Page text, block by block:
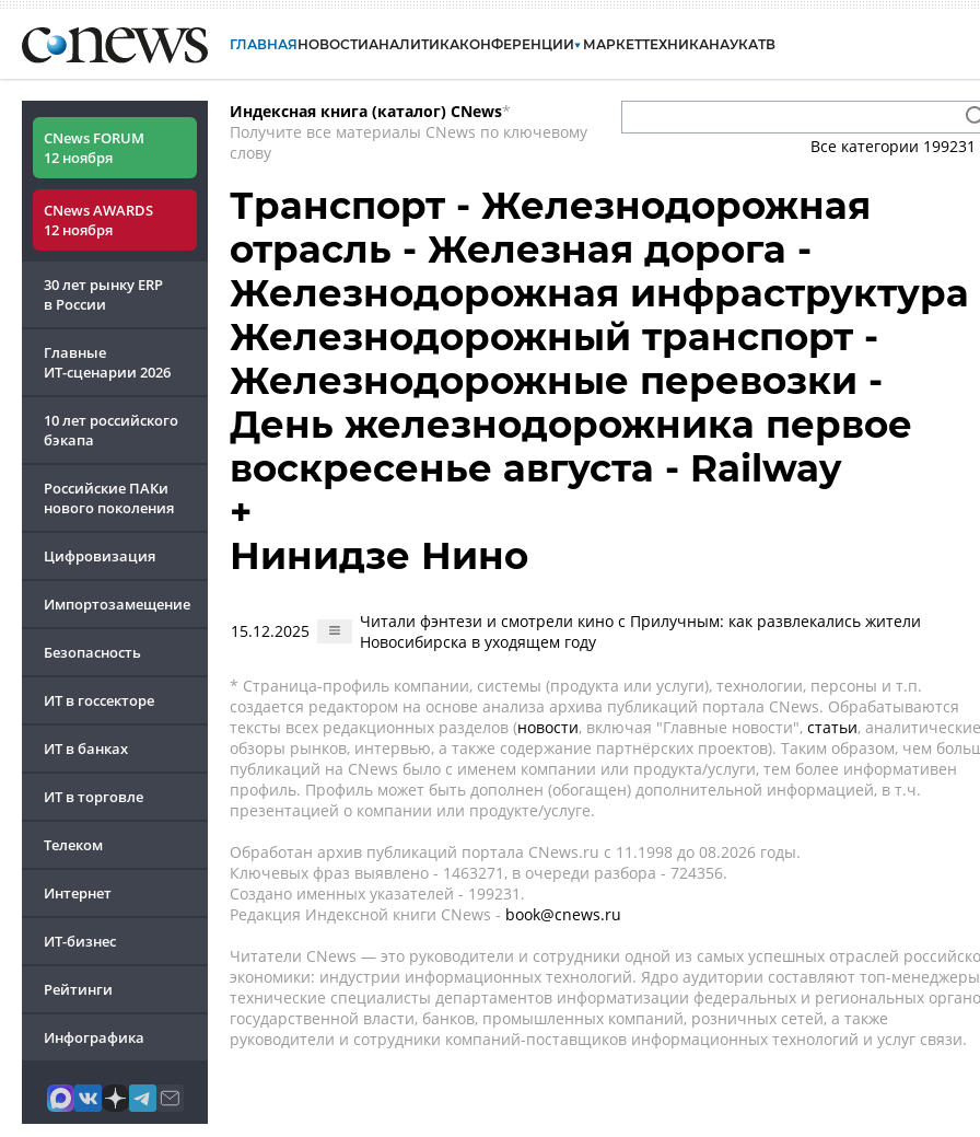
ГЛАВНАЯНОВОСТИАНАЛИТИКАКОНФЕРЕНЦИИ МАРКЕТТЕХНИКАНАУКАТВ
CNews FORUM
12 ноября
CNews AWARDS
12 ноября
30 лет рынку ERP
в России
Главные
ИТ-сценарии 2026
10 лет российского
бэкапа
Российские ПАКи
нового поколения
Цифровизация
Импортозамещение
Безопасность
ИТ в госсекторе
ИТ в банках
ИТ в торговле
Телеком
Интернет
ИТ-бизнес
Рейтинги
Инфографика
Индексная книга (каталог) CNews*
Получите все материалы CNews по ключевому
слову
Все категории 199231
Транспорт - Железнодорожная
отрасль - Железная дорога -
Железнодорожная инфраструктура
Железнодорожный транспорт -
Железнодорожные перевозки -
День железнодорожника первое
воскресенье августа - Railway
+
Нинидзе Нино
15.12.2025
Читали фэнтези и смотрели кино с Прилучным: как развлекались жители
Новосибирска в уходящем году
* Страница-профиль компании, системы (продукта или услуги), технологии, персоны и т.п.
создается редактором на основе анализа архива публикаций портала CNews. Обрабатываются
тексты всех редакционных разделов (новости, включая "Главные новости", статьи, аналитические
обзоры рынков, интервью, а также содержание партнёрских проектов). Таким образом, чем
публикаций на CNews было с именем компании или продукта/услуги, тем более информативен
профиль. Профиль может быть дополнен (обогащен) дополнительной информацией, в т.ч.
презентацией о компании или продукте/услуге.
Обработан архив публикаций портала CNews.ru c 11.1998 до 08.2026 годы.
Ключевых фраз выявлено - 1463271, в очереди разбора - 724356.
Создано именных указателей - 199231.
Редакция Индексной книги CNews - book@cnews.ru
Читатели CNews — это руководители и сотрудники одной из самых успешных отраслей
экономики: индустрии информационных технологий. Ядро аудитории составляют топ-
технические специалисты департаментов информатизации федеральных и региональных
государственной власти, банков, промышленных компаний, розничных сетей, а также
руководители и сотрудники компаний-поставщиков информационных технологий и услуг связи.